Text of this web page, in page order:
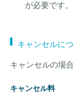
が必要です。
キャンセルに
キャンセルの場
キャンセル料